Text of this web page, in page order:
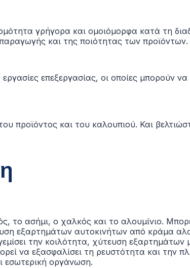
γρήγορα και ομοιόμορφα κατά τη
και της ποιότητας των προϊόντων.
επεξεργασίας, οι οποίες μπορούν
προϊόντος και του καλουπιού. Και
ασήμι, ο χαλκός και το αλουμίνιο.
εξαρτημάτων αυτοκινήτων από κράμα
την κοιλότητα, χύτευση
να εξασφαλίσει τη ρευστότητα και την
εσωτερική οργάνωση.